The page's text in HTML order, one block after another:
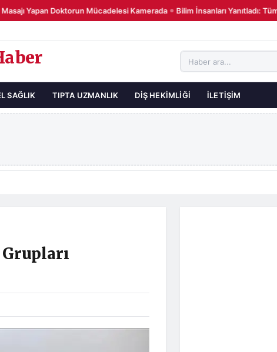
Yapan Doktorun Mücadelesi Kamerada ● Bilim İnsanları Yanıtladı: Tüm
SAĞLIK TIPTA UZMANLIK DIŞ HEKIMLIĞI İLETIŞIM